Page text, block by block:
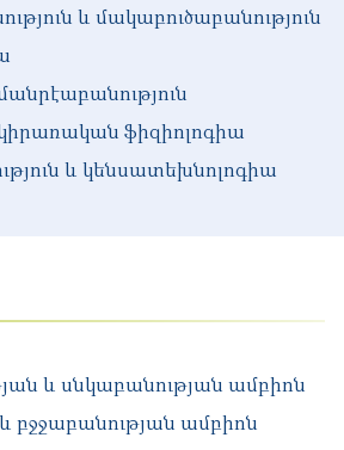
և մակաբուծաբանություն
ֆիզիոլոգիա
և կենսատեխնոլոգիա
և սնկաբանության ամբիոն
բջջաբանության ամբիոն